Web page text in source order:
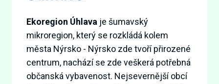
Ekoregion Úhlava je šumavský
mikroregion, který se rozkládá kolem
města Nýrsko - Nýrsko zde tvoří přirozené
centrum, nachází se zde veškerá potřebná
občanská vybavenost. Nejsevernější obcí